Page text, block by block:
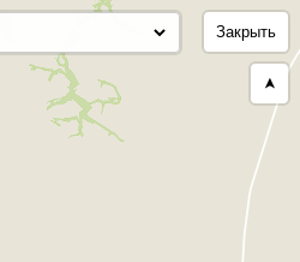
Закрыть
➤